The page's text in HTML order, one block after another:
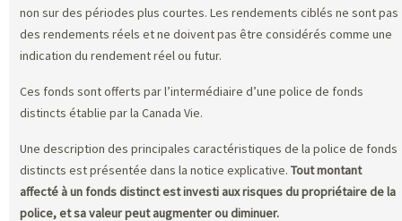
non sur des périodes plus courtes. Les rendements ciblés ne sont pas
des rendements réels et ne doivent pas être considérés comme une
indication du rendement réel ou futur.
Ces fonds sont offerts par l’intermédiaire d’une police de fonds
distincts établie par la Canada Vie.
Une description des principales caractéristiques de la police de fonds
distincts est présentée dans la notice explicative. Tout montant
affecté à un fonds distinct est investi aux risques du propriétaire de la
police, et sa valeur peut augmenter ou diminuer.